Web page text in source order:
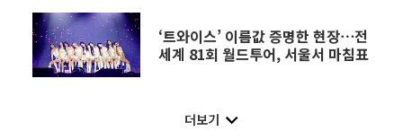
‘트와이스’ 이름값 증명한 현장⋯전
세계 81회 월드투어, 서울서 마침표
더보기